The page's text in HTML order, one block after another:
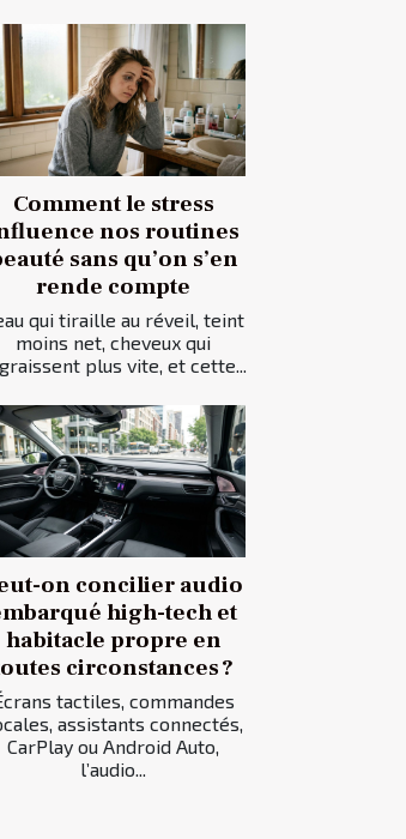
Comment le stress
nos routines
sans qu’on s’en
rende compte
qui tiraille au réveil, teint
moins net, cheveux qui
plus vite, et cette...
on concilier audio
high-tech et
habitacle propre en
circonstances ?
tactiles, commandes
assistants connectés,
CarPlay ou Android Auto,
l’audio...